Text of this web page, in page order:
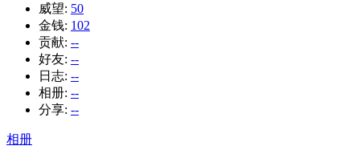
威望: 50
金钱: 102
贡献: --
好友: --
日志: --
相册: --
分享: --
相册